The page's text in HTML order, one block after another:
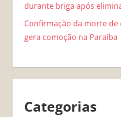
durante briga após
Confirmação da morte
gera comoção na Paraíba
Categorias